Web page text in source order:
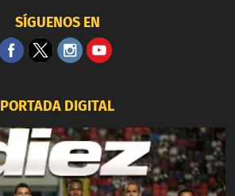
SÍGUENOS EN
PORTADA DIGITAL